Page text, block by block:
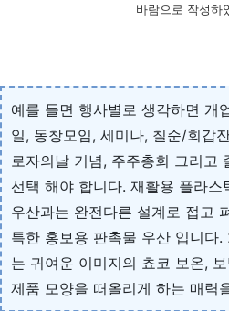
바람으로 작성하
예를 들면 행사별로 생각하면 개
일, 동창모임, 세미나, 칠순/회갑
로자의날 기념, 주주총회 그리고
선택 해야 합니다. 재활용 플라
우산과는 완전다른 설계로 접고
특한 홍보용 판촉물 우산 입니다.
는 귀여운 이미지의 쵸코 보온,
제품 모양을 떠올리게 하는 매력